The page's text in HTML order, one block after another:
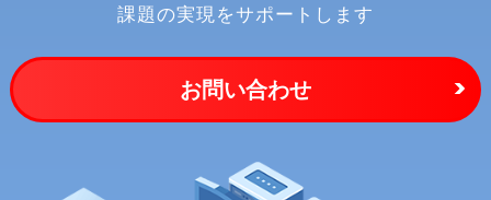
課題の実現をサポートします
お問い合わせ